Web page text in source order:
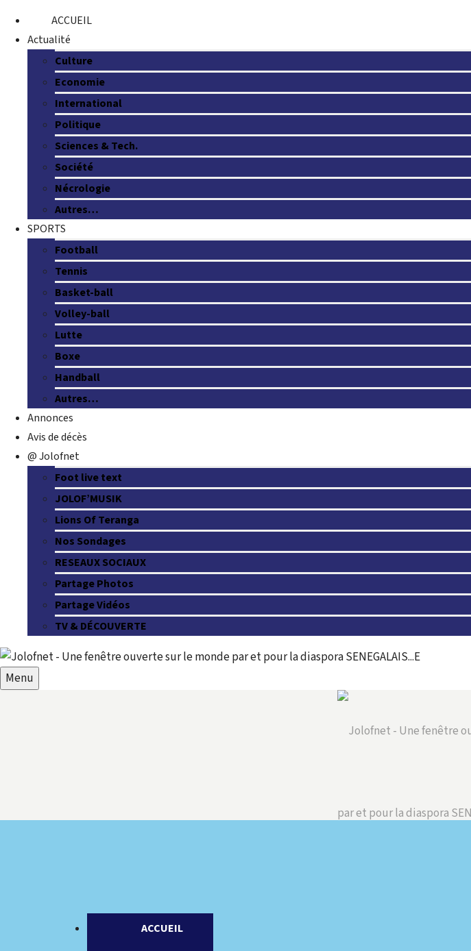
ACCUEIL
Actualité
Culture
Economie
International
Politique
Sciences & Tech.
Société
Nécrologie
Autres…
SPORTS
Football
Tennis
Basket-ball
Volley-ball
Lutte
Boxe
Handball
Autres…
Annonces
Avis de décès
@ Jolofnet
Foot live text
JOLOF’MUSIK
Lions Of Teranga
Nos Sondages
RESEAUX SOCIAUX
Partage Photos
Partage Vidéos
TV & DÉCOUVERTE
Menu
ACCUEIL